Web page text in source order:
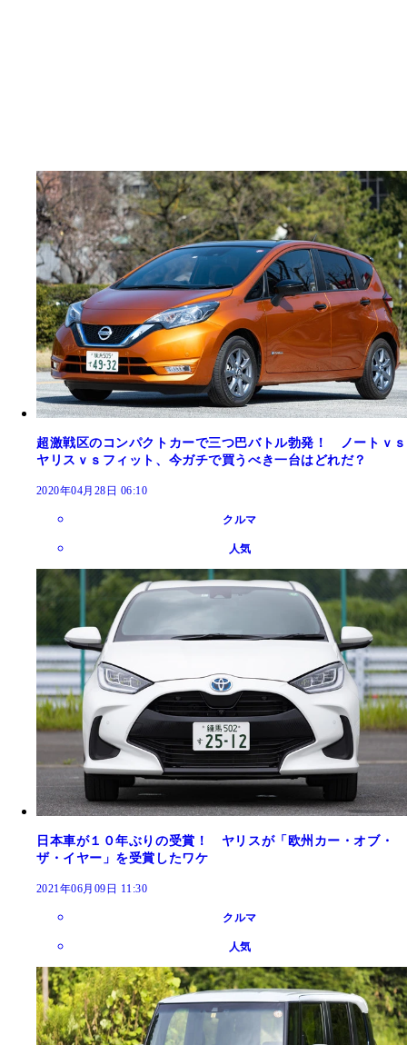
超激戦区のコンパクトカーで三つ巴バトル勃発！ ノートｖｓ
ヤリスｖｓフィット、今ガチで買うべき一台はどれだ？
2020年04月28日 06:10
クルマ
人気
日本車が１０年ぶりの受賞！ ヤリスが「欧州カー・オブ・
ザ・イヤー」を受賞したワケ
2021年06月09日 11:30
クルマ
人気